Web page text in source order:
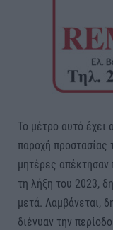
Το μέτρο αυτό έχει
παροχή προστασίας
μητέρες απέκτησαν
τη λήξη του 2023,
μετά. Λαμβάνεται,
διένυαν την